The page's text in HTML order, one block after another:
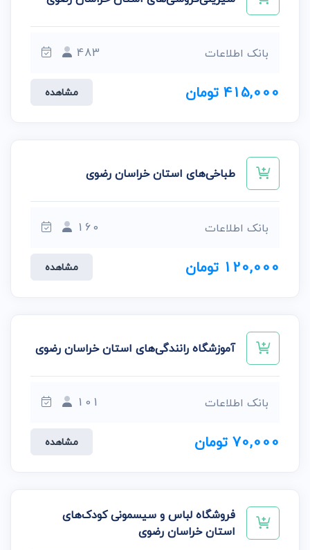
بانک اطلاعات 483
415,000 تومان مشاهده
طباخی‌های استان خراسان رضوی
بانک اطلاعات 160
120,000 تومان مشاهده
آموزشگاه رانندگی‌های استان خراسان رضوی
بانک اطلاعات 101
70,000 تومان مشاهده
فروشگاه لباس و سیسمونی کودک‌های
استان خراسان رضوی